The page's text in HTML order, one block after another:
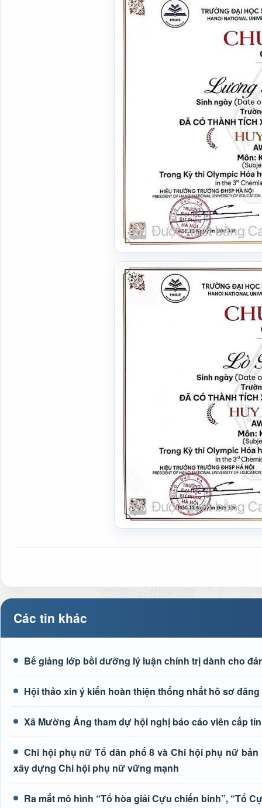
Các tin khác
Bế giảng lớp bồi dưỡng lý luận chính trị dành cho
Hội thảo xin ý kiến hoàn thiện thống nhất hồ sơ
Xã Mường Ảng tham dự hội nghị báo cáo viên cấp
Chi hội phụ nữ Tổ dân phố 8 và Chi hội phụ nữ
xây dựng Chi hội phụ nữ vững mạnh
Ra mắt mô hình “Tổ hòa giải Cựu chiến binh”, “Tổ